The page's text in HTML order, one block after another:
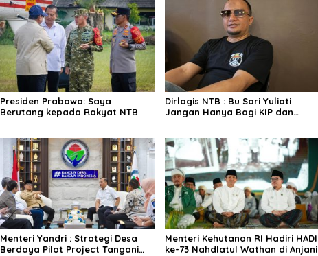
Presiden Prabowo: Saya
Berutang kepada Rakyat NTB
Dirlogis NTB : Bu Sari Yuliati
Jangan Hanya Bagi KIP dan
Menteri Yandri : Strategi Desa
Berdaya Pilot Project Tangani
Menteri Kehutanan RI Hadiri HADI
ke-73 Nahdlatul Wathan di Anjani